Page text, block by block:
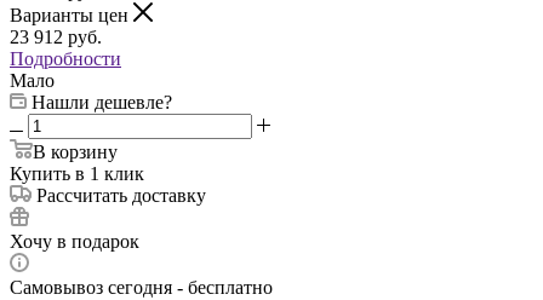
Варианты цен
23 912 руб.
Подробности
Мало
Нашли дешевле?
В корзину
Купить в 1 клик
Рассчитать доставку
Хочу в подарок
Самовывоз сегодня - бесплатно